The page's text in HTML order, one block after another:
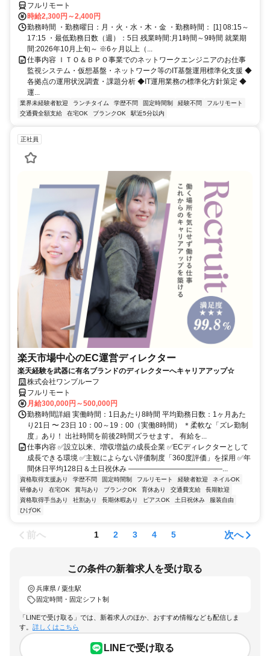
フルリモート
時給2,300円～2,400円
勤務時間 ・勤務曜日：月・火・水・木・金 ・勤務時間： [1] 08:15～
17:15 ・最低勤務日数（週）：5日 残業時間:月1時間～9時間 就業期
間:2026年10月上旬～ ※6ヶ月以上（...
仕事内容 ＩＴＯ＆ＢＰＯ事業でのネットワークエンジニアのお仕事
監視システム・仮想基盤・ネットワーク等のIT基盤運用標準化支援 ◆
各拠点の運用状況調査・課題分析 ◆IT運用業務の標準化方針策定 ◆
運...
業界未経験者歓迎 ランチタイム 学歴不問 固定時間制 経験不問
フルリモート
交通費全額支給
在宅OK ブランクOK 駅近5分以内
正社員
楽天市場中心のEC運営ディレクター
楽天経験を武器に有名ブランドのディレクターへキャリアアップ☆
株式会社ワンプルーフ
フルリモート
月給300,000円～500,000円
勤務時間詳細 実働時間：1日あたり8時間 平均勤務日数：1ヶ月あた
り21日 〜 23日 10：00～19：00（実働8時間） ＊柔軟な「ズレ勤制
度」あり！ 出社時間を前後2時間ズラせます。 有給を...
仕事内容 ✅設立以来、増収増益の成長企業 ✅ECディレクターとして
成長できる環境 ✅主観によらない評価制度「360度評価」を採用 ✅年
間休日平均128日＆土日祝休み ―――――――――――――...
資格取得支援あり 学歴不問 固定時間制 フルリモート 経験者歓迎
ネイルOK
研修あり
在宅OK 賞与あり ブランクOK 育休あり 交通費支給
長期歓迎
資格取得手当あり
社割あり 長期休暇あり ピアスOK 土日祝休み
服装自由
ひげOK
前へ 1 2 3 4 5 次へ
この条件の新着求人を受け取る
兵庫県 / 粟生駅
固定時間・固定シフト制
「LINEで受け取る」では、新着求人のほか、おすすめ情報なども配信しま
す。 詳しくはこちら
LINEで受け取る